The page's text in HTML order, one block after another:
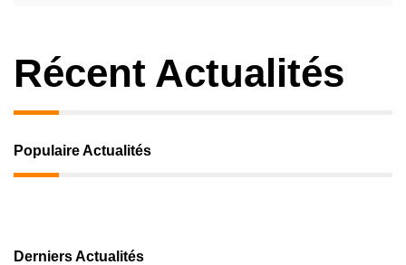
Récent Actualités
Populaire Actualités
Derniers Actualités